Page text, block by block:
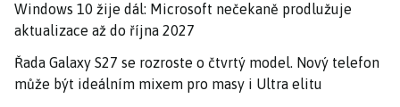
Windows 10 žije dál: Microsoft nečekaně prodlužuje
aktualizace až do října 2027
Řada Galaxy S27 se rozroste o čtvrtý model. Nový telefon
může být ideálním mixem pro masy i Ultra elitu